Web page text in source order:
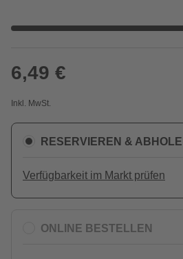
6,49 €
Inkl. MwSt.
RESERVIEREN &
Verfügbarkeit im Markt prüfen
ONLINE BESTELLEN